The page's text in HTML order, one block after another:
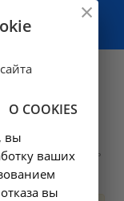
помощь
О COOKIES
вы
ваших
вы